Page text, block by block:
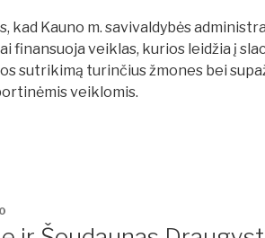
kad Kauno m. savivaldybės
finansuoja veiklas, kurios leidžia į
sutrikimą turinčius žmones bei
veiklomis.